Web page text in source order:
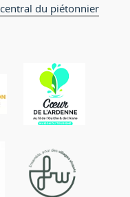
du piétonnier